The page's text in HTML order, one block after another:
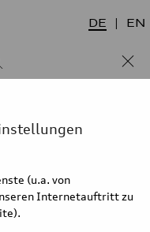
DE EN
(u.a. von
Internetauftritt zu